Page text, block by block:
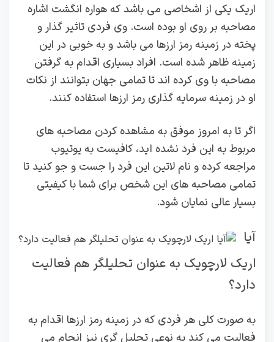
اریک یکی از اشخاصی می باشد که هواره انگشت اشاره
مصاحبه بر روی او بوده است. وی فردی تاثیر گذار و
پخته در زمینه رمز ارزها می باشد و به خوبی در این
زمینه ظاهر شده است. افراد بسیاری اقدام به گرفتن
مصاحبه با وی کرده اند تا تمامی جهان بتوانند از نکات
او در زمینه سرمایه گذاری رمز ارزها استفاده کنند.
اگر تا به امروز موفق به مشاهده کردن مصاحبه های
مربوط به این فرد نشده اید، کافیست به یوتیوب
مراجعه کرده و نام لاتین این فرد را جست و جو کنید تا
تمامی مصاحبه های این شخص برای شما با کیفیتی
بسیار عالی نمایان شود.
آیا
اریک لارچویک به عنوان تحلیلگر هم فعالیت
دارد؟
به صورت کلی هر فردی که در زمینه رمز ارزها اقدام به
فعالیت می کند به نوعی تحلیل گری نیز انجام می